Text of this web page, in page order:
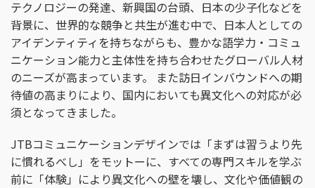
テクノロジーの発達、新興国の台頭、日本の少子化などを
背景に、世界的な競争と共生が進む中で、日本人としての
アイデンティティを持ちながらも、豊かな語学力・コミュ
ニケーション能力と主体性を持ち合わせたグローバル人材
のニーズが高まっています。 また訪日インバウンドへの期
待値の高まりにより、国内においても異文化への対応が必
須となってきました。
JTBコミュニケーションデザインでは「まずは習うより先
に慣れるべし」をモットーに、すべての専門スキルを学ぶ
前に「体験」により異文化への壁を壊し、文化や価値観の